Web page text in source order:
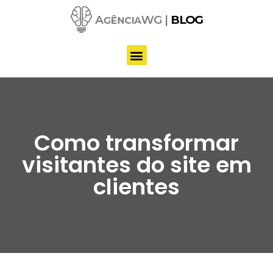
conteúdo
Como transformar
visitantes do site em
clientes